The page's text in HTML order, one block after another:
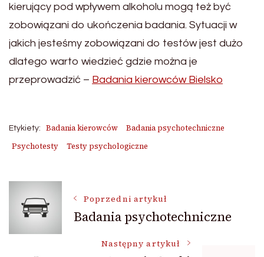
kierujący pod wpływem alkoholu mogą też być
zobowiązani do ukończenia badania. Sytuacji w
jakich jesteśmy zobowiązani do testów jest dużo
dlatego warto wiedzieć gdzie można je
przeprowadzić – Badania kierowców Bielsko
Etykiety: Badania kierowców
Badania psychotechniczne
Psychotesty
Testy psychologiczne
Nawigacja
wpisu
Poprzedni artykuł
Badania psychotechniczne
Następny artykuł